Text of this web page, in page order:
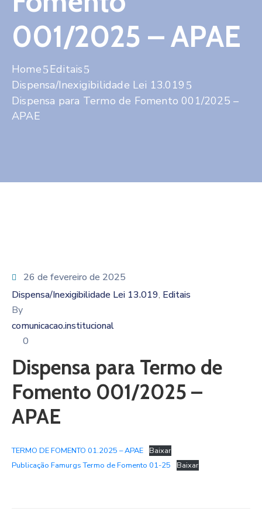
001/2025 – APAE
Home
Editais
Dispensa/Inexigibilidade Lei 13.019
Dispensa para Termo de Fomento 001/2025 –
APAE
26 de fevereiro de 2025
Dispensa/Inexigibilidade Lei 13.019‚ Editais
By
comunicacao.institucional
0
Dispensa para Termo de
Fomento 001/2025 –
APAE
TERMO DE FOMENTO 01.2025 – APAE
Baixar
Publicação Famurgs Termo de Fomento 01-25
Baixar